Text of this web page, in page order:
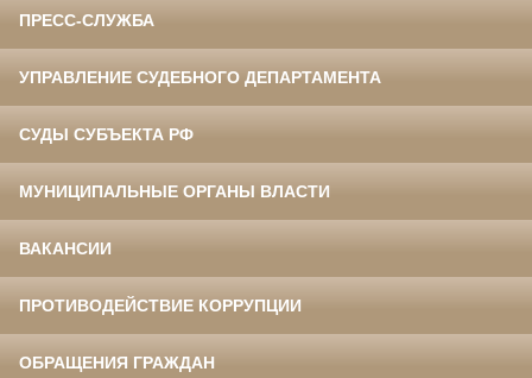
ПРЕСС-СЛУЖБА
УПРАВЛЕНИЕ СУДЕБНОГО ДЕПАРТАМЕНТА
СУДЫ СУБЪЕКТА РФ
МУНИЦИПАЛЬНЫЕ ОРГАНЫ ВЛАСТИ
ВАКАНСИИ
ПРОТИВОДЕЙСТВИЕ КОРРУПЦИИ
ОБРАЩЕНИЯ ГРАЖДАН